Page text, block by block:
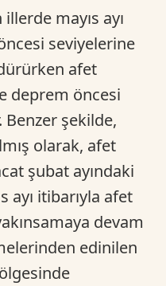
mayıs ayı
seviyelerine
afet
deprem öncesi
şekilde,
olarak, afet
şubat ayındaki
ayı itibarıyla afet
devam
edinilen